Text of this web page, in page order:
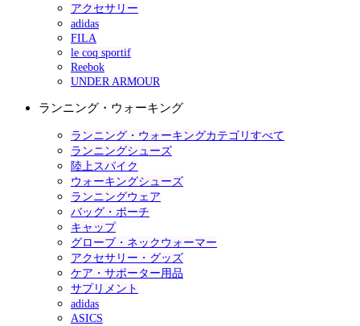
アクセサリー
adidas
FILA
le coq sportif
Reebok
UNDER ARMOUR
ランニング・ウォーキング
ランニング・ウォーキングカテゴリすべて
ランニングシューズ
陸上スパイク
ウォーキングシューズ
ランニングウェア
バッグ・ポーチ
キャップ
グローブ・ネックウォーマー
アクセサリー・グッズ
ケア・サポーター用品
サプリメント
adidas
ASICS